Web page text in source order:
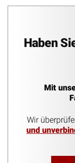
Haben
Mit
Wir
und